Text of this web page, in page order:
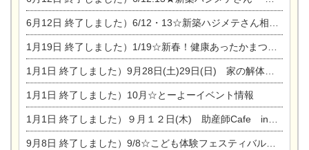
6月12日 終了しました）6/12・13☆新築ハジメテさん相談会『今ある土地に家を建てる際の注意点』
1月19日 終了しました）1/19☆新春！健康あったかまつり＆増改築リフォームまつり
1月1日 終了しました）9月28日(土)29日(日) 家の解体なんでも相談会
1月1日 終了しました）10月☆とーよーイベント情報
1月1日 終了しました）９月１２日(木) 助産師Cafe in東陽住建
9月8日 終了しました）9/8☆こども体験フェスティバル☆一宮市民会館